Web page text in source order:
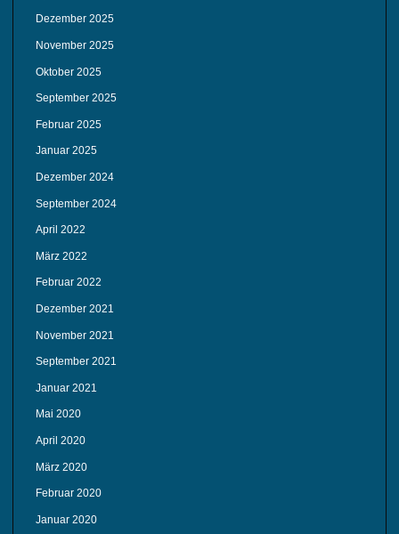
Dezember 2025
November 2025
Oktober 2025
September 2025
Februar 2025
Januar 2025
Dezember 2024
September 2024
April 2022
März 2022
Februar 2022
Dezember 2021
November 2021
September 2021
Januar 2021
Mai 2020
April 2020
März 2020
Februar 2020
Januar 2020